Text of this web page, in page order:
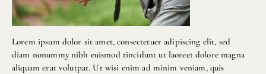
Lorem ipsum dolor sit amet, consectetuer adipiscing elit, sed
diam nonummy nibh euismod tincidunt ut laoreet dolore magna
aliquam erat volutpat. Ut wisi enim ad minim veniam, quis